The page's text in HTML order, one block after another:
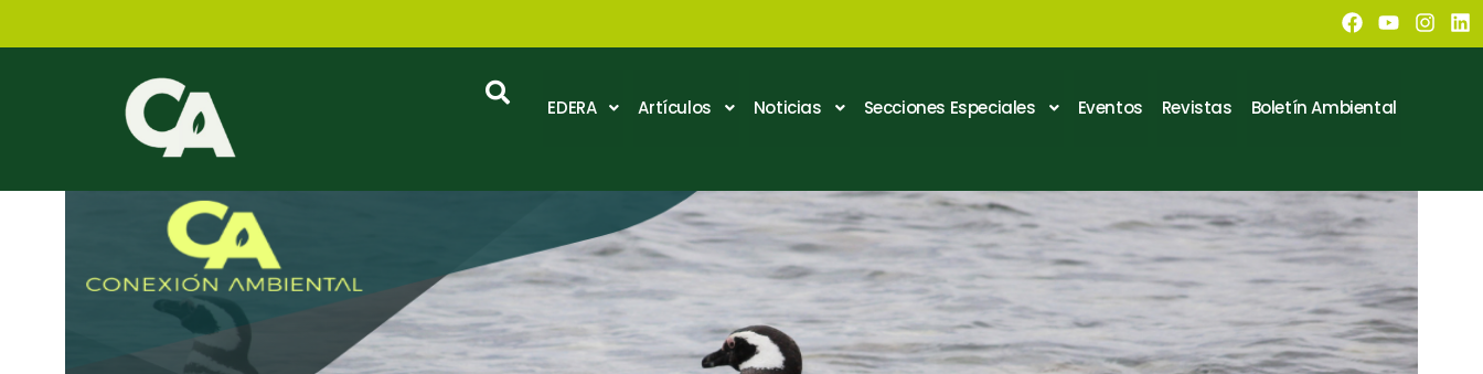
EDERA Artículos Noticias Secciones Especiales Eventos Revistas Boletín Ambiental